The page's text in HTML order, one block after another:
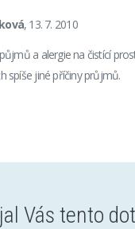
, 13. 7. 2010
a alergie na čistící
spíše jiné příčiny průjmů.
Vás tento